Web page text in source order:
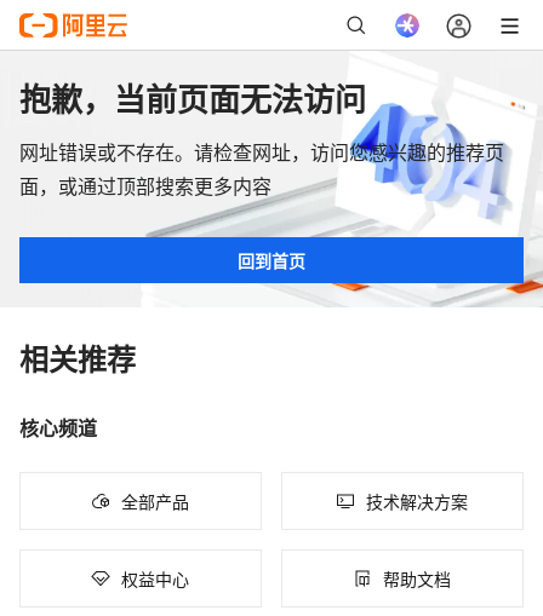
抱歉，当前页面无法访问
网址错误或不存在。请检查网址，访问您感兴趣的推荐页
面，或通过顶部搜索更多内容
回到首页
相关推荐
核心频道
全部产品 技术解决方案
权益中心 帮助文档